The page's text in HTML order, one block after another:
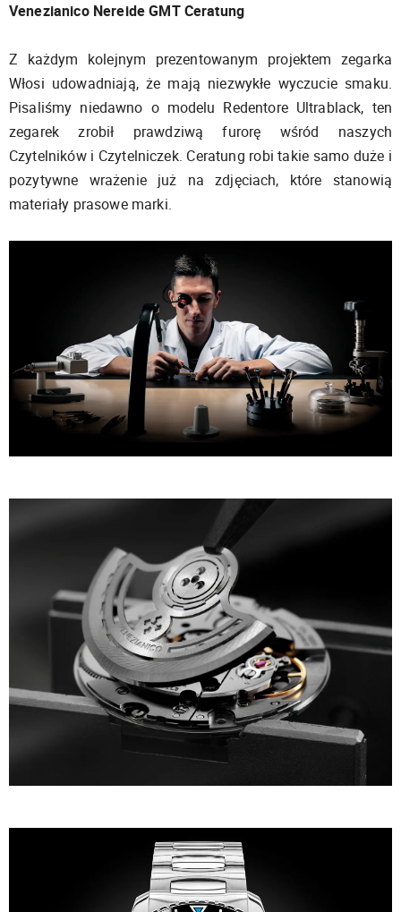
Venezianico Nereide GMT Ceratung
Z każdym kolejnym prezentowanym projektem zegarka
Włosi udowadniają, że mają niezwykłe wyczucie smaku.
Pisaliśmy niedawno o modelu Redentore Ultrablack, ten
zegarek zrobił prawdziwą furorę wśród naszych
Czytelników i Czytelniczek. Ceratung robi takie samo duże i
pozytywne wrażenie już na zdjęciach, które stanowią
materiały prasowe marki.